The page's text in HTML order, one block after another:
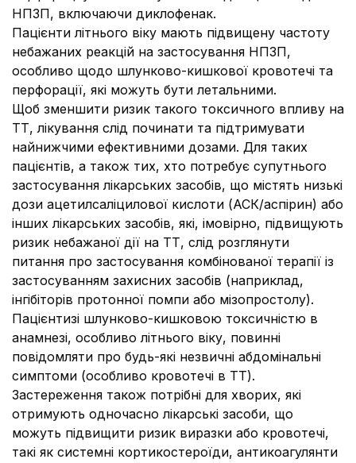
НПЗП, включаючи диклофенак.
Пацієнти літнього віку мають підвищену частоту
небажаних реакцій на застосування НПЗП,
особливо щодо шлунково-кишкової кровотечі та
перфорації, які можуть бути летальними.
Щоб зменшити ризик такого токсичного впливу на
ТТ, лікування слід починати та підтримувати
найнижчими ефективними дозами. Для таких
пацієнтів, а також тих, хто потребує супутнього
застосування лікарських засобів, що містять низькі
дози ацетилсаліцилової кислоти (АСК/аспірин) або
інших лікарських засобів, які, імовірно, підвищують
ризик небажаної дії на ТТ, слід розглянути
питання про застосування комбінованої терапії із
застосуванням захисних засобів (наприклад,
інгібіторів протонної помпи або мізопростолу).
Пацієнтизі шлунково-кишковою токсичністю в
анамнезі, особливо літнього віку, повинні
повідомляти про будь-які незвичні абдомінальні
симптоми (особливо кровотечі в ТТ).
Застереження також потрібні для хворих, які
отримують одночасно лікарські засоби, що
можуть підвищити ризик виразки або кровотечі,
такі як системні кортикостероїди, антикоагулянти